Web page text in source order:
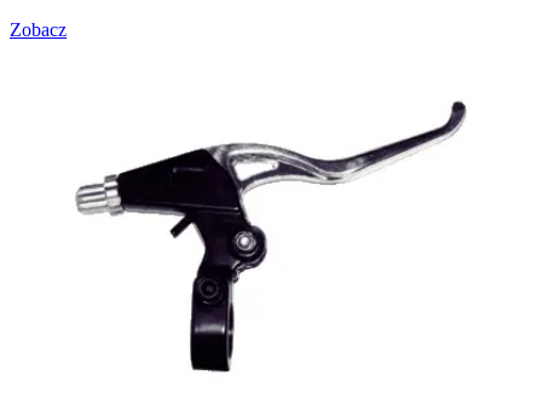
Zobacz